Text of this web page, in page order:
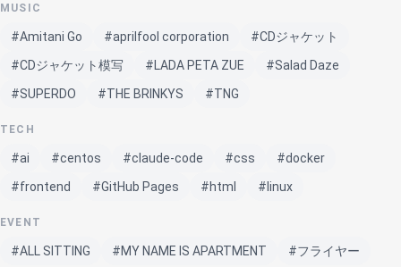
MUSIC
#Amitani Go #aprilfool corporation
#CDジャケット
#CDジャケット模写
#LADA PETA ZUE
#Salad Daze
#SUPERDO
#THE BRINKYS #TNG
TECH
#ai #centos #claude-code #css
#docker
#frontend
#GitHub Pages #html #linux
EVENT
#ALL SITTING #MY NAME IS APARTMENT #フライヤー